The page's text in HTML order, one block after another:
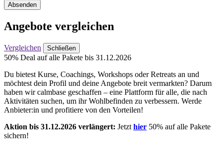
Absenden
Angebote vergleichen
Vergleichen Schließen
50% Deal auf alle Pakete bis 31.12.2026
Du bietest Kurse, Coachings, Workshops oder Retreats an und
möchtest dein Profil und deine Angebote breit vermarkten? Darum
haben wir calmbase geschaffen – eine Plattform für alle, die nach
Aktivitäten suchen, um ihr Wohlbefinden zu verbessern. Werde
Anbieter:in und profitiere von den Vorteilen!
Aktion bis 31.12.2026 verlängert: Jetzt hier 50% auf alle Pakete
sichern!